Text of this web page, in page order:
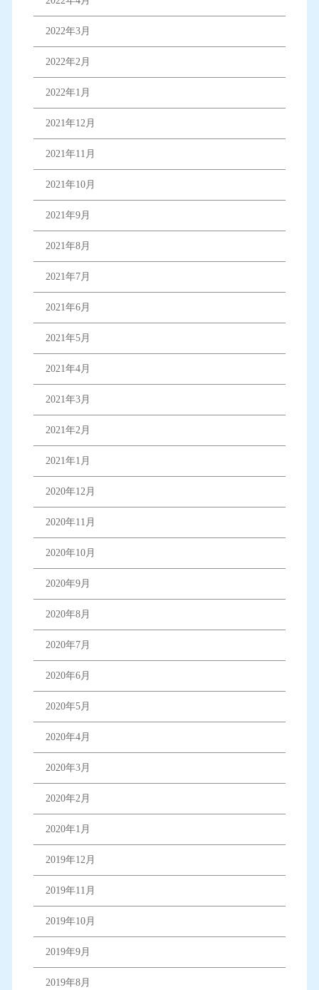
2022年3月
2022年2月
2022年1月
2021年12月
2021年11月
2021年10月
2021年9月
2021年8月
2021年7月
2021年6月
2021年5月
2021年4月
2021年3月
2021年2月
2021年1月
2020年12月
2020年11月
2020年10月
2020年9月
2020年8月
2020年7月
2020年6月
2020年5月
2020年4月
2020年3月
2020年2月
2020年1月
2019年12月
2019年11月
2019年10月
2019年9月
2019年8月